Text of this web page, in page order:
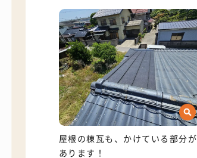
屋根の棟瓦も、かけている部分が
あります！